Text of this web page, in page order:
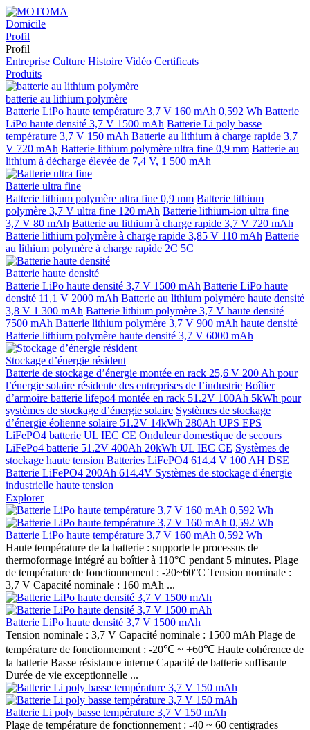
Domicile
Profil
Profil
Entreprise Culture Histoire Vidéo Certificats
Produits
batterie au lithium polymère
Batterie LiPo haute température 3,7 V 160 mAh 0,592 Wh Batterie
LiPo haute densité 3,7 V 1500 mAh Batterie Li poly basse
température 3,7 V 150 mAh Batterie au lithium à charge rapide 3,7
V 720 mAh Batterie lithium polymère ultra fine 0,9 mm Batterie au
lithium à décharge élevée de 7,4 V, 1 500 mAh
Batterie ultra fine
Batterie lithium polymère ultra fine 0,9 mm Batterie lithium
polymère 3,7 V ultra fine 120 mAh Batterie lithium-ion ultra fine
3,7 V 80 mAh Batterie au lithium à charge rapide 3,7 V 720 mAh
Batterie lithium polymère à charge rapide 3,85 V 110 mAh Batterie
au lithium polymère à charge rapide 2C 5C
Batterie haute densité
Batterie LiPo haute densité 3,7 V 1500 mAh Batterie LiPo haute
densité 11,1 V 2000 mAh Batterie au lithium polymère haute densité
3,8 V 1 300 mAh Batterie lithium polymère 3,7 V haute densité
7500 mAh Batterie lithium polymère 3,7 V 900 mAh haute densité
Batterie lithium polymère haute densité 3,7 V 6000 mAh
Stockage d’énergie résident
Batterie de stockage d’énergie montée en rack 25,6 V 200 Ah pour
l’énergie solaire résidente des entreprises de l’industrie Boîtier
d’armoire batterie lifepo4 montée en rack 51.2V 100Ah 5kWh pour
systèmes de stockage d’énergie solaire Systèmes de stockage
d’énergie éolienne solaire 51.2V 14kWh 280Ah UPS EPS
LiFePO4 batterie UL IEC CE Onduleur domestique de secours
LiFePo4 batterie 51.2V 400Ah 20kWh UL IEC CE Systèmes de
stockage haute tension Batteries LiFePO4 614.4 V 100 AH DSE
Batterie LiFePO4 200Ah 614.4V Systèmes de stockage d'énergie
industrielle haute tension
Explorer
Batterie LiPo haute température 3,7 V 160 mAh 0,592 Wh
Haute température de la batterie : supporte le processus de
thermoformage intégré au boîtier à 110°C pendant 5 minutes. Plage
de température de fonctionnement : -20~60°C Tension nominale :
3,7 V Capacité nominale : 160 mAh ...
Batterie LiPo haute densité 3,7 V 1500 mAh
Tension nominale : 3,7 V Capacité nominale : 1500 mAh Plage de
température de fonctionnement : -20℃ ~ +60℃ Haute cohérence de
la batterie Basse résistance interne Capacité de batterie suffisante
Durée de vie exceptionnelle ...
Batterie Li poly basse température 3,7 V 150 mAh
Plage de température de fonctionnement : -40 ~ 60 centigrades